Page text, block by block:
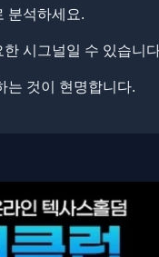
분석하세요.
시그널일 수 있습니
는 것이 현명합니다.